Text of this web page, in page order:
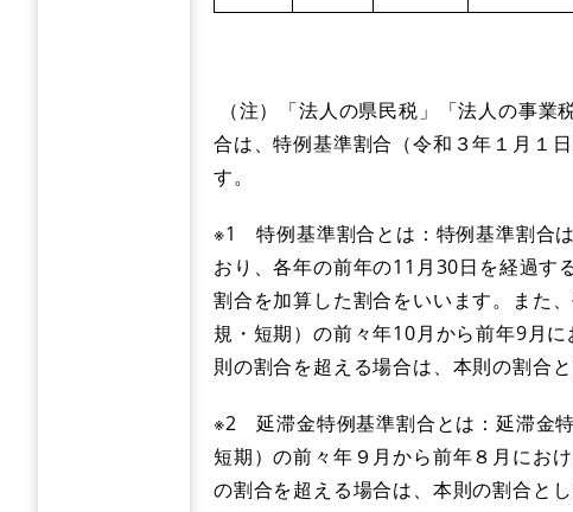
（注）「法人の県民税」「法人の事
合は、特例基準割合（令和３年１月１
す。
※1 特例基準割合とは：特例基準割合
おり、各年の前年の11月30日を経過す
割合を加算した割合をいいます。また
規・短期）の前々年10月から前年9月
則の割合を超える場合は、本則の割合と
※2 延滞金特例基準割合とは：延滞金
短期）の前々年９月から前年８月にお
の割合を超える場合は、本則の割合とし